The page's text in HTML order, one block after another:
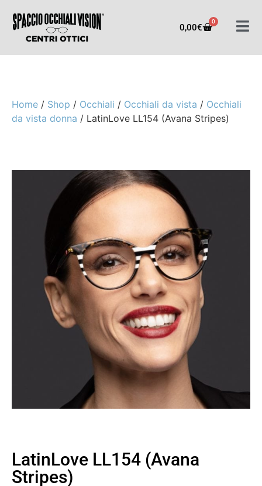
0,00€
0
Home / Shop / Occhiali / Occhiali da vista / Occhiali
da vista donna / LatinLove LL154 (Avana Stripes)
LatinLove LL154 (Avana
Stripes)